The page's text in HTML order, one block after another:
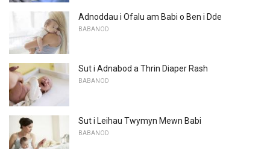
Adnoddau i Ofalu am Babi o Ben i Dde
BABANOD
Sut i Adnabod a Thrin Diaper Rash
BABANOD
Sut i Leihau Twymyn Mewn Babi
BABANOD